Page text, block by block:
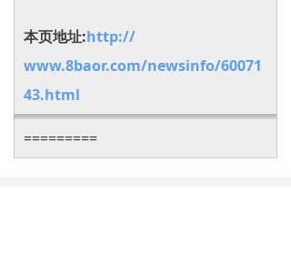
本页地址:http://
www.8baor.com/newsinfo/60071
43.html
=========